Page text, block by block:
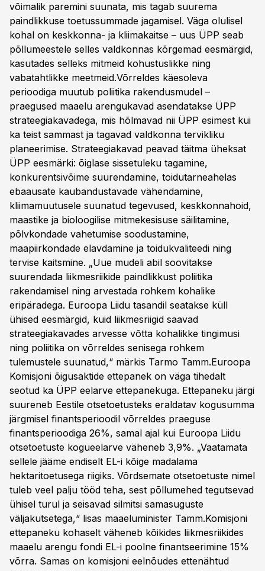
võimalik paremini suunata, mis tagab suurema
paindlikkuse toetussummade jagamisel. Väga olulisel
kohal on keskkonna- ja kliimakaitse – uus ÜPP seab
põllumeestele selles valdkonnas kõrgemad eesmärgid,
kasutades selleks mitmeid kohustuslikke ning
vabatahtlikke meetmeid.Võrreldes käesoleva
perioodiga muutub poliitika rakendusmudel –
praegused maaelu arengukavad asendatakse ÜPP
strateegiakavadega, mis hõlmavad nii ÜPP esimest kui
ka teist sammast ja tagavad valdkonna tervikliku
planeerimise. Strateegiakavad peavad täitma üheksat
ÜPP eesmärki: õiglase sissetuleku tagamine,
konkurentsivõime suurendamine, toidutarneahelas
ebaausate kaubandustavade vähendamine,
kliimamuutusele suunatud tegevused, keskkonnahoid,
maastike ja bioloogilise mitmekesisuse säilitamine,
põlvkondade vahetumise soodustamine,
maapiirkondade elavdamine ja toidukvaliteedi ning
tervise kaitsmine. „Uue mudeli abil soovitakse
suurendada liikmesriikide paindlikkust poliitika
rakendamisel ning arvestada rohkem kohalike
eripäradega. Euroopa Liidu tasandil seatakse küll
ühised eesmärgid, kuid liikmesriigid saavad
strateegiakavades arvesse võtta kohalikke tingimusi
ning poliitika on võrreldes senisega rohkem
tulemustele suunatud,“ märkis Tarmo Tamm.Euroopa
Komisjoni õigusaktide ettepanek on väga tihedalt
seotud ka ÜPP eelarve ettepanekuga. Ettepaneku järgi
suureneb Eestile otsetoetusteks eraldatav kogusumma
järgmisel finantsperioodil võrreldes praeguse
finantsperioodiga 26%, samal ajal kui Euroopa Liidu
otsetoetuste kogueelarve väheneb 3,9%. „Vaatamata
sellele jääme endiselt EL-i kõige madalama
hektaritoetusega riigiks. Võrdsemate otsetoetuste nimel
tuleb veel palju tööd teha, sest põllumehed tegutsevad
ühisel turul ja seisavad silmitsi samasuguste
väljakutsetega,“ lisas maaeluminister Tamm.Komisjoni
ettepaneku kohaselt väheneb kõikides liikmesriikides
maaelu arengu fondi EL-i poolne finantseerimine 15%
võrra. Samas on komisjoni eelnõudes ettenähtud